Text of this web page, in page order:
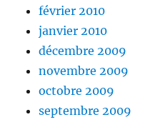
février 2010
janvier 2010
décembre 2009
novembre 2009
octobre 2009
septembre 2009